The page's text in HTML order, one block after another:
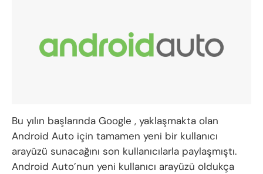
Bu yılın başlarında Google , yaklaşmakta olan
Android Auto için tamamen yeni bir kullanıcı
arayüzü sunacağını son kullanıcılarla paylaşmıştı.
Android Auto’nun yeni kullanıcı arayüzü oldukça